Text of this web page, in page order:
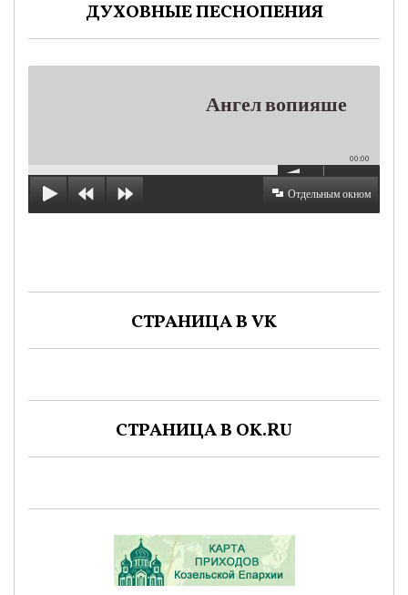
ДУХОВНЫЕ ПЕСНОПЕНИЯ
Ангел вопияше
00:00
Отдельным окном
СТРАНИЦА В VK
СТРАНИЦА В OK.RU